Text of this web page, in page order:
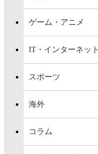
ゲーム・アニメ
IT・インターネット
スポーツ
海外
コラム